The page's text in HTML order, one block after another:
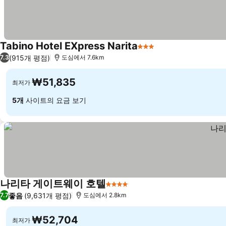
Tabino Hotel EXpress Narita3 성급
7.3(915개 평점) 도심에서 7.6km
최저가 ₩51,835
5개 사이트의 요금 보기
나리타 게이트웨이 호텔4 성급
7.7좋음 (9,631개 평점) 도심에서 2.8km
최저가 ₩52,704